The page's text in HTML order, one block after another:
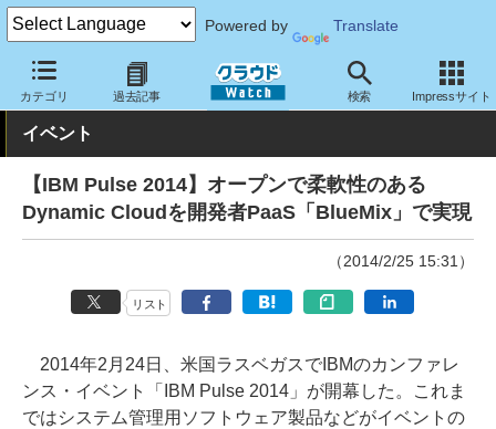
Powered by Translate
カテゴリ 過去記事 検索 Impressサイト
クラウド Watch イベント IBM IBM Pulse 2014
イベント
【IBM Pulse 2014】オープンで柔軟性のある
Dynamic Cloudを開発者PaaS「BlueMix」で実現
（2014/2/25 15:31）
リスト
2014年2月24日、米国ラスベガスでIBMのカンファレ
ンス・イベント「IBM Pulse 2014」が開幕した。これま
ではシステム管理用ソフトウェア製品などがイベントの